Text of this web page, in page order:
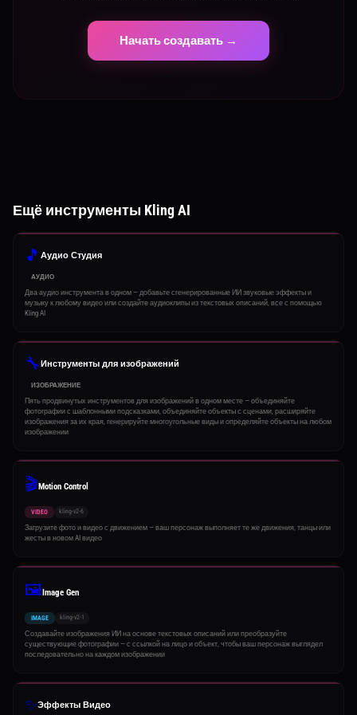
Начать создавать →
Ещё инструменты Kling AI
🎵 Аудио Студия
АУДИО
Два аудио инструмента в одном — добавьте сгенерированные ИИ звуковые эффекты и
музыку к любому видео или создайте аудиоклипы из текстовых описаний, все с помощью
Kling AI
🔧Инструменты для изображений
ИЗОБРАЖЕНИЕ
Пять продвинутых инструментов для изображений в одном месте — объединяйте
фотографии с шаблонными подсказками, объединяйте объекты с сценами, расширяйте
изображения за их края, генерируйте многоугольные виды и определяйте объекты на любом
изображении
🎬Motion Control
VIDEO kling-v2-6
Загрузите фото и видео с движением — ваш персонаж выполняет те же движения, танцы или
жесты в новом AI видео
🖼️Image Gen
IMAGE kling-v2-1
Создавайте изображения ИИ на основе текстовых описаний или преобразуйте
существующие фотографии — с ссылкой на лицо и объект, чтобы ваш персонаж выглядел
последовательно на каждом изображении
✨Эффекты Видео